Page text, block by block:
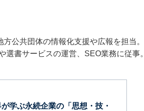
公共団体の情報化支援や広報を担当。
書サービスの運営、SEO業務に従事。
学ぶ永続企業の「思想・技・